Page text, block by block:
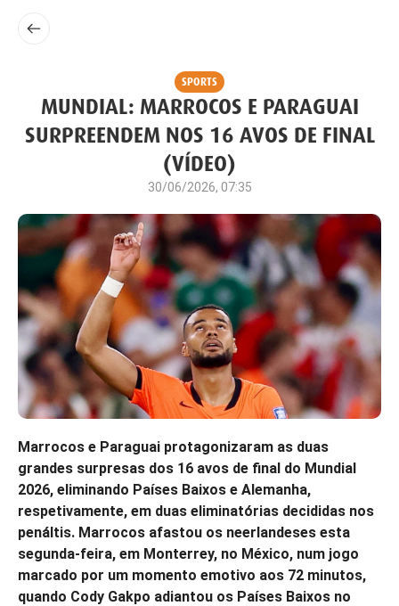
SPORTS
MUNDIAL: MARROCOS E PARAGUAI
SURPREENDEM NOS 16 AVOS DE FINAL
(VÍDEO)
30/06/2026, 07:35
Marrocos e Paraguai protagonizaram as duas
grandes surpresas dos 16 avos de final do Mundial
2026, eliminando Países Baixos e Alemanha,
respetivamente, em duas eliminatórias decididas nos
penáltis. Marrocos afastou os neerlandeses esta
segunda-feira, em Monterrey, no México, num jogo
marcado por um momento emotivo aos 72 minutos,
quando Cody Gakpo adiantou os Países Baixos no